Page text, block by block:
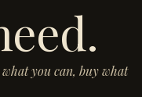
you can, buy what